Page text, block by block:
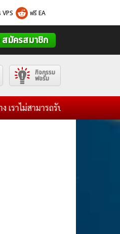
VPS ฟรี EA
สมัครสมาชิก
กิจกรรม
ฟอรั่ม
ามารถรับผิดชอบต่อผลกำไรขาดทุน